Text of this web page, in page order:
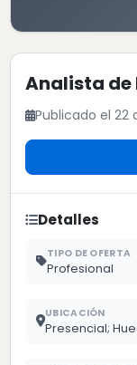
Analista de
Publicado el 22
Detalles
TIPO DE OFERTA
Profesional
UBICACIÓN
Presencial;